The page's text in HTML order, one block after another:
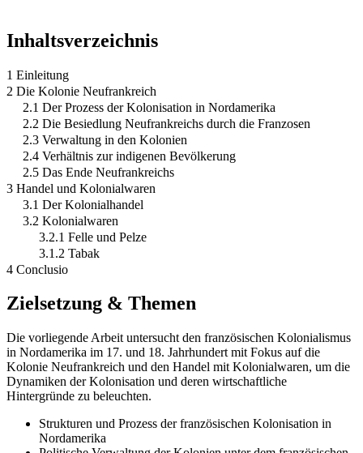
Inhaltsverzeichnis
1 Einleitung
2 Die Kolonie Neufrankreich
2.1 Der Prozess der Kolonisation in Nordamerika
2.2 Die Besiedlung Neufrankreichs durch die Franzosen
2.3 Verwaltung in den Kolonien
2.4 Verhältnis zur indigenen Bevölkerung
2.5 Das Ende Neufrankreichs
3 Handel und Kolonialwaren
3.1 Der Kolonialhandel
3.2 Kolonialwaren
3.2.1 Felle und Pelze
3.1.2 Tabak
4 Conclusio
Zielsetzung & Themen
Die vorliegende Arbeit untersucht den französischen Kolonialismus
in Nordamerika im 17. und 18. Jahrhundert mit Fokus auf die
Kolonie Neufrankreich und den Handel mit Kolonialwaren, um die
Dynamiken der Kolonisation und deren wirtschaftliche
Hintergründe zu beleuchten.
Strukturen und Prozess der französischen Kolonisation in
Nordamerika